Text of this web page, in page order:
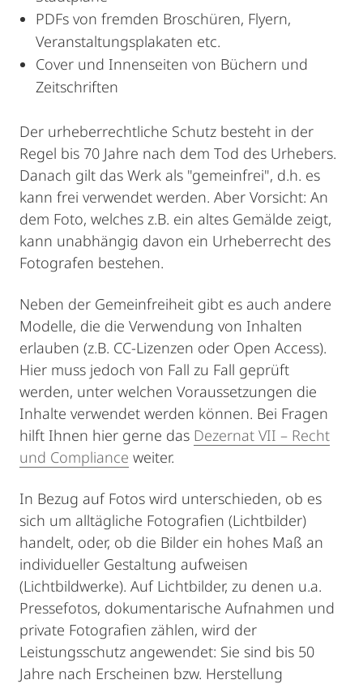
PDFs von fremden Broschüren, Flyern,
Veranstaltungsplakaten etc.
Cover und Innenseiten von Büchern und
Zeitschriften
Der urheberrechtliche Schutz besteht in der
Regel bis 70 Jahre nach dem Tod des Urhebers.
Danach gilt das Werk als "gemeinfrei", d.h. es
kann frei verwendet werden. Aber Vorsicht: An
dem Foto, welches z.B. ein altes Gemälde zeigt,
kann unabhängig davon ein Urheberrecht des
Fotografen bestehen.
Neben der Gemeinfreiheit gibt es auch andere
Modelle, die die Verwendung von Inhalten
erlauben (z.B. CC-Lizenzen oder Open Access).
Hier muss jedoch von Fall zu Fall geprüft
werden, unter welchen Voraussetzungen die
Inhalte verwendet werden können. Bei Fragen
hilft Ihnen hier gerne das Dezernat VII – Recht
und Compliance weiter.
In Bezug auf Fotos wird unterschieden, ob es
sich um alltägliche Fotografien (Lichtbilder)
handelt, oder, ob die Bilder ein hohes Maß an
individueller Gestaltung aufweisen
(Lichtbildwerke). Auf Lichtbilder, zu denen u.a.
Pressefotos, dokumentarische Aufnahmen und
private Fotografien zählen, wird der
Leistungsschutz angewendet: Sie sind bis 50
Jahre nach Erscheinen bzw. Herstellung